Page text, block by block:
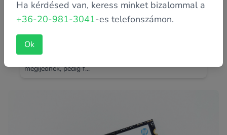
Rendszeresen melegszik a laptopod?
Ezek lehetnek az okok
Ismerős az érzés, amikor a laptop alja egy idő után
megijednek, pedig f...
Ha kérdésed van, keress minket bizalommal a
+36-20-981-3041-es telefonszámon.
Ok